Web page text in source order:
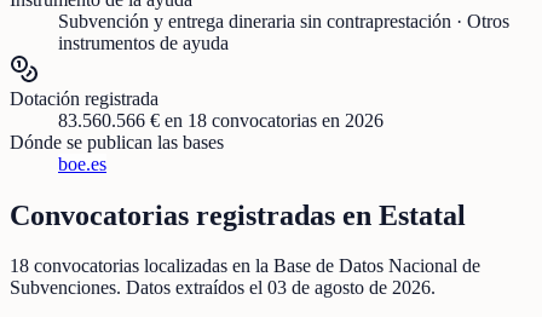
Subvención y entrega dineraria sin contraprestación · Otros
instrumentos de ayuda
Dotación registrada
83.560.566 € en 18 convocatorias en 2026
Dónde se publican las bases
boe.es
Convocatorias registradas en Estatal
18 convocatorias localizadas en la Base de Datos Nacional de
Subvenciones. Datos extraídos el 03 de agosto de 2026.